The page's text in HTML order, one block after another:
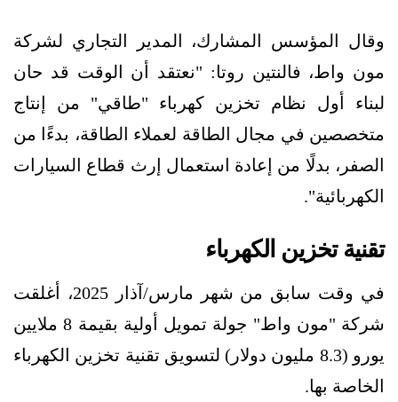
وقال المؤسس المشارك، المدير التجاري لشركة
مون واط، فالنتين روتا: "نعتقد أن الوقت قد حان
لبناء أول نظام تخزين كهرباء "طاقي" من إنتاج
متخصصين في مجال الطاقة لعملاء الطاقة، بدءًا من
الصفر، بدلًا من إعادة استعمال إرث قطاع السيارات
الكهربائية".
تقنية تخزين الكهرباء
في وقت سابق من شهر مارس/آذار 2025، أغلقت
شركة "مون واط" جولة تمويل أولية بقيمة 8 ملايين
يورو (8.3 مليون دولار) لتسويق تقنية تخزين الكهرباء
الخاصة بها.